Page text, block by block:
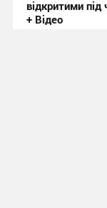
відкритими під
+ Відео